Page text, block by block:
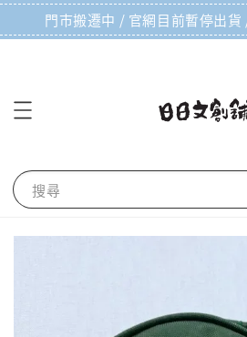
門市搬遷中 / 官網目前暫停出
搜尋